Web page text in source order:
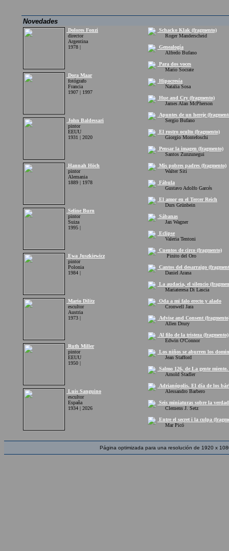
Novedades
Dolores Fonzi
director
Argentina
1978 |
Dora Maar
fotógrafo
Francia
1907 | 1997
John Baldessari
pintor
EEUU
1931 | 2020
Hannah Höch
pintor
Alemania
1889 | 1978
Seline Burn
pintor
Suiza
1995 |
Ewa Juszkiewicz
pintor
Polonia
1984 |
Mario Dilitz
escultor
Austria
1973 |
Ruth Miller
pintor
EEUU
1950 |
Luis Sanguino
escultor
España
1934 | 2026
Schacko Klak (fragmento)
Roger Manderscheid
Genealogía
Alfredo Bufano
Para dos voces
Mario Socrate
Hipocresía
Natalia Sosa
Hue and Cry (fragmento)
James Alan McPherson
Apuntes de un hereje
Sergio Bufano
El rostro oculto (fragmento)
Giorgio Montefoschi
Pensar la imagen (fragmento)
Santos Zunzunegui
Mis pobres padres (fragmento)
Walter Siti
Fábula
Gustavo Adolfo Garcés
El amor en el Tercer Reich
Durs Grünbein
Sábanas
Jan Wagner
Eclipse
Valeria Tentoni
Cuentos de circo (fragmento)
Pinito del Oro
Cantos del desarraigo
Daniel Arana
La audacia, el silencio
Mariateresa Di Lascia
Oda a mi falo erecto y alado
Cronwell Jara
Advise and Consent
Allen Drury
Al filo de la tristeza (fragmento)
Edwin O'Connor
Los niños se aburren los
Jean Stafford
Salmo 126, de La gente
Arnold Stadler
Adrianópolis. El día de los
Alessandro Barbero
Seis miniaturas sobre la
Clemens J. Setz
Entre el secret i la culpa
Mar Picó
Página optimizada para una resolución de 1920 x